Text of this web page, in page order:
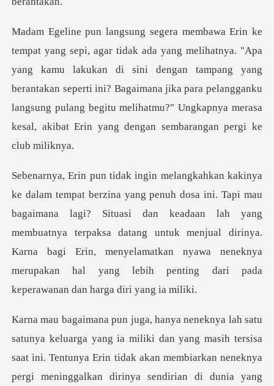
g kamu lakukan di sini dengan tampang yang
berantakan seperti ini? Bagaimana jika para pelangganku
langsung
aimana lagi? Situasi dan keadaan lah yang
membuatnya terpaksa datang untuk menjual dirinya.
Karna bagi Erin, me
ia miliki dan yang masih tersisa
saat ini. Tentunya Erin tidak akan membia